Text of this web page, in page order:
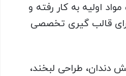
اولیه به کار رفته و
قالب گیری تخصصی
دندان، طراحی لبخند،